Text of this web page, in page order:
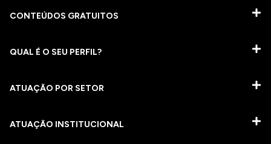
CONTEÚDOS GRATUITOS
QUAL É O SEU PERFIL?
ATUAÇÃO POR SETOR
ATUAÇÃO INSTITUCIONAL